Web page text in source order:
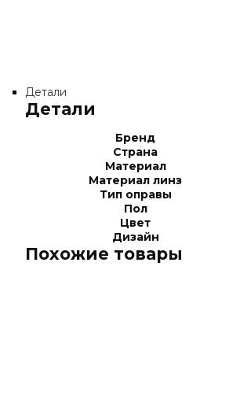
Детали
Детали
Бренд
Страна
Материал
Материал линз
Тип оправы
Пол
Цвет
Дизайн
Похожие товары